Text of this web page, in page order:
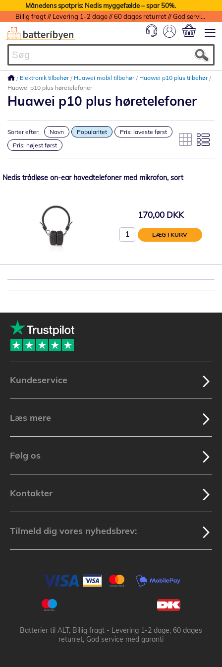
Månedens spotpris: Nedis myggefælde – spar 50%.
Billig fragt // Levering 1-2 dage // 60 dages returret // God service med garanti
Elektronik tilbehør Huawei mobil tilbehør
Huawei p10 plus tilbehør
Huawei p10 plus høretelefoner
Huawei p10 plus høretelefoner
Sorter efter: Navn Popularitet
Pris: laveste først
Pris: højest først
Nedis trådløse on-ear hovedtelefoner med mikrofon, sort
170,00 DKK
LÆG I KURV
Kundeservice
Læs mere
Følg os
Kontakter
Tilmeld dig vores nyhedsbrev:
Batterier til ALT, Billig fragt - Levering 1-2 dage, 60 dages
returret, God service med garanti